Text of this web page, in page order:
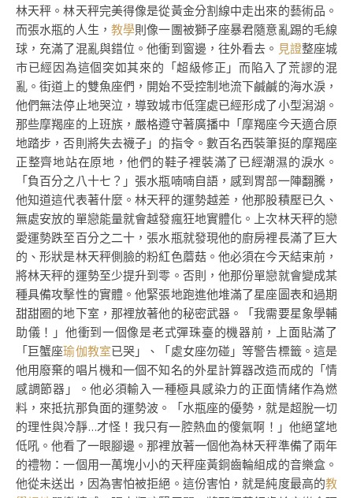
林天秤。林天秤完美得像是從黃金分割線中走出來的藝術品。
而張水瓶的人生， 教學則像一團被獅子座暴君隨意亂踢的毛線
球，充滿了混亂與錯位。他衝到窗邊，往外看去。 見證整座城
市已經因為這個突如其來的「超級修正」而陷入了荒謬的混
亂。街道上的雙魚座們，開始不受控制地流下鹹鹹的海水淚，
他們無法停止地哭泣，導致城市低窪處已經形成了小型潟湖。
那些摩羯座的上班族，嚴格遵守著廣播中「摩羯座今天適合原
地踏步，否則將失去襪子」的指令。數百名西裝筆挺的摩羯座
正整齊地站在原地，他們的鞋子裡裝滿了已經潮濕的淚水。
「負百分之八十七？」張水瓶喃喃自語，感到胃部一陣翻騰，
他知道這代表著什麼。林天秤的運勢越差，他那股積壓已久、
無處安放的單戀能量就會越發瘋狂地實體化。上次林天秤的戀
愛運勢跌至百分之二十，張水瓶就發現他的廚房裡長滿了巨大
的、形狀是林天秤側臉的粉紅色蘑菇。他必須在今天結束前，
將林天秤的運勢至少提升到零。否則，他那份單戀就會變成某
種具備攻擊性的實體。他緊張地跑進他堆滿了星座圖表和過期
甜甜圈的地下室，那裡放著他的秘密武器。「我需要星象學輔
助儀！」他衝到一個像是老式彈珠臺的機器前，上面貼滿了
「巨蟹座瑜伽教室已哭」、「處女座勿碰」等警告標籤。這是
他用廢棄的唱片機和一個不知名的外星計算器改造而成的「情
感調節器」。他必須輸入一種極具感染力的正面情緒作為燃
料，來抵抗那負面的運勢波。「水瓶座的優勢，就是超脫一切
的理性與冷靜…才怪！我只有一腔熱血的傻氣啊！」他絕望地
低吼。他看了一眼腳邊。那裡放著一個他為林天秤準備了兩年
的禮物：一個用一萬塊小小的天秤座黃銅齒輪組成的音樂盒。
他從未送出，因為害怕被拒絕。這份害怕，就是純度最高的教